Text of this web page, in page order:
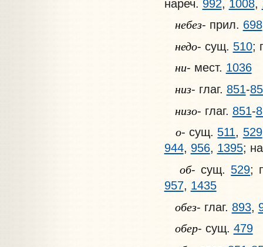
нареч. 992, 1008,
небез- прил. 698
недо- сущ. 510;
ни- мест. 1036
низ- глаг. 851-
низо- глаг. 851-
о- сущ. 511, 529
944, 956, 1395;
об- сущ. 529;
957, 1435
обез- глаг. 893,
обер- сущ. 479